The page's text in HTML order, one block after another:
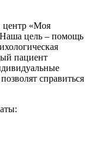
центр «Моя
Наша цель – помощь
пациент
справиться